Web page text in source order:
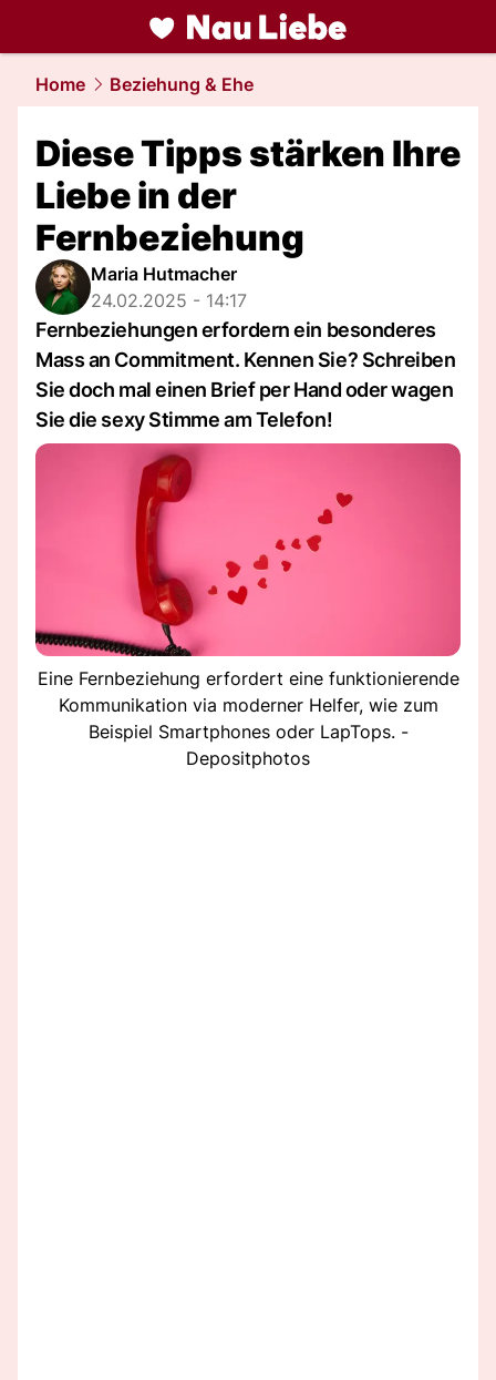
liebe.NAU.ch
Home Beziehung & Ehe
Diese Tipps stärken Ihre
Liebe in der
Fernbeziehung
Maria Hutmacher
24.02.2025 - 14:17
Fernbeziehungen erfordern ein besonderes
Mass an Commitment. Kennen Sie? Schreiben
Sie doch mal einen Brief per Hand oder wagen
Sie die sexy Stimme am Telefon!
Eine Fernbeziehung erfordert eine funktionierende
Kommunikation via moderner Helfer, wie zum
Beispiel Smartphones oder LapTops. -
Depositphotos